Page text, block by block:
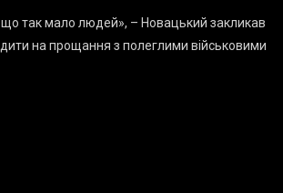
так мало людей», – Новацький закликав
на прощання з полеглими військовими